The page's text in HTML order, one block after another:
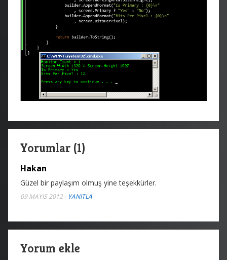
Yorumlar (1)
Hakan
Güzel bir paylaşım olmuş yine teşekkürler.
09 MAYIS 2012- YANITLA
Yorum ekle